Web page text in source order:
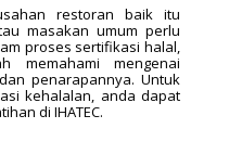
restoran baik itu
masakan umum perlu
proses sertifikasi halal,
memahami mengenai
penarapannya. Untuk
kehalalan, anda dapat
di IHATEC.